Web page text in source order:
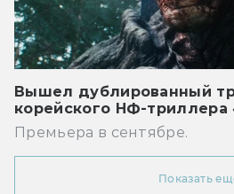
Вышел дублированный
корейского НФ-
Премьера в сентябре.
Показать